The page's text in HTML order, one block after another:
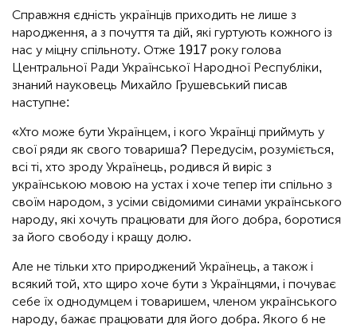
Справжня єдність українців приходить не лише з
народження, а з почуття та дій, які гуртують кожного із
нас у міцну спільноту. Отже 1917 року голова
Центральної Ради Української Народної Республіки,
знаний науковець Михайло Грушевський писав
наступне:
«Хто може бути Українцем, і кого Українці приймуть у
свої ряди як свого товариша? Передусім, розуміється,
всі ті, хто зроду Українець, родився й виріс з
українською мовою на устах і хоче тепер іти спільно з
своїм народом, з усіми свідомими синами українського
народу, які хочуть працювати для його добра, боротися
за його свободу і кращу долю.
Але не тільки хто природжений Українець, а також і
всякий той, хто щиро хоче бути з Українцями, і почуває
себе їх однодумцем і товаришем, членом українського
народу, бажає працювати для його добра. Якого б не